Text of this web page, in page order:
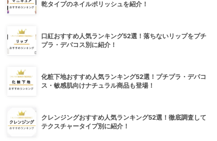
乾タイプのネイルポリッシュを紹介！
口紅おすすめ人気ランキング52選！落ちないリップをプチ
プラ・デパコス別に紹介！
化粧下地おすすめ人気ランキング52選！プチプラ・デパコ
ス・敏感肌向けナチュラル商品も登場！
クレンジングおすすめ人気ランキング52選！徹底調査して
テクスチャータイプ別に紹介！